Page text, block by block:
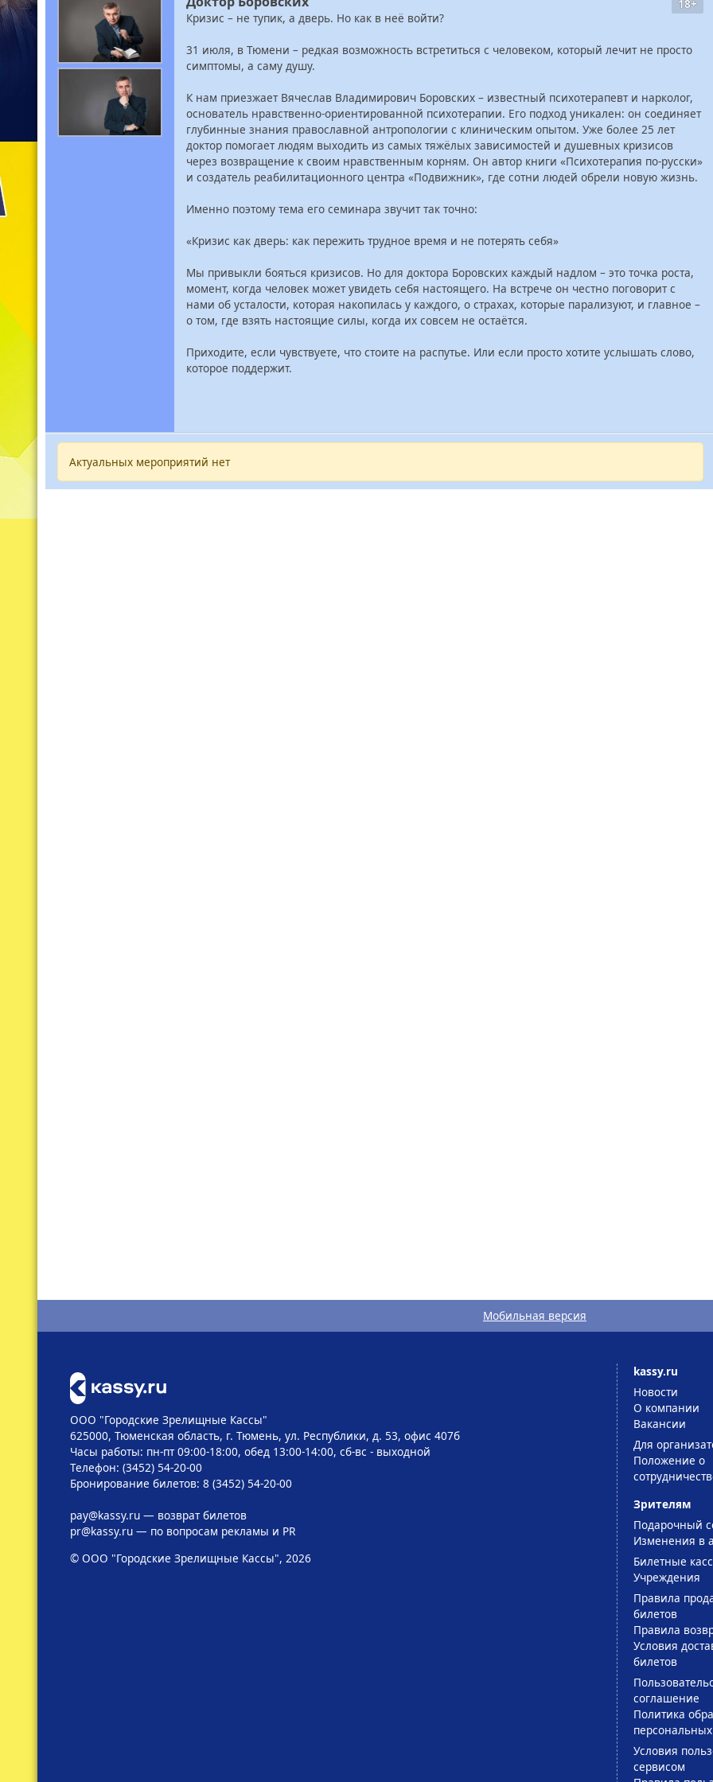
18+
Кризис – не тупик, а дверь. Но как в неё войти?
31 июля, в Тюмени – редкая возможность встретиться с человеком, который лечит не просто
симптомы, а саму душу.
К нам приезжает Вячеслав Владимирович Боровских – известный психотерапевт и нарколог,
основатель нравственно-ориентированной психотерапии. Его подход уникален: он соединяет
глубинные знания православной антропологии с клиническим опытом. Уже более 25 лет
доктор помогает людям выходить из самых тяжёлых зависимостей и душевных кризисов
через возвращение к своим нравственным корням. Он автор книги «Психотерапия по-русски»
и создатель реабилитационного центра «Подвижник», где сотни людей обрели новую жизнь.
Именно поэтому тема его семинара звучит так точно:
«Кризис как дверь: как пережить трудное время и не потерять себя»
Мы привыкли бояться кризисов. Но для доктора Боровских каждый надлом – это точка роста,
момент, когда человек может увидеть себя настоящего. На встрече он честно поговорит с
нами об усталости, которая накопилась у каждого, о страхах, которые парализуют, и главное –
о том, где взять настоящие силы, когда их совсем не остаётся.
Приходите, если чувствуете, что стоите на распутье. Или если просто хотите услышать слово,
которое поддержит.
Актуальных мероприятий нет
Мобильная версия
ООО "Городские Зрелищные Кассы"
625000, Тюменская область, г. Тюмень, ул. Республики, д. 53, офис 407б
Часы работы: пн-пт 09:00-18:00, обед 13:00-14:00, сб-вс - выходной
Телефон: (3452) 54-20-00
Бронирование билетов: 8 (3452) 54-20-00
pay@kassy.ru— возврат билетов
pr@kassy.ru— по вопросам рекламы и PR
© ООО "Городские Зрелищные Кассы", 2026
kassy.ru
Новости
О компании
Вакансии
Для
Положение о
Зрителям
Подарочный
Изменения в
Билетные
Учреждения
Правила
билетов
Правила
Условия
билетов
соглашение
Политика
Условия
сервисом